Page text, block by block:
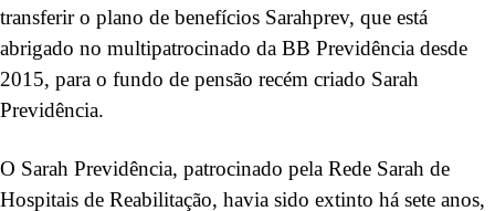
transferir o plano de benefícios Sarahprev, que está
abrigado no multipatrocinado da BB Previdência desde
2015, para o fundo de pensão recém criado Sarah
Previdência.
O Sarah Previdência, patrocinado pela Rede Sarah de
Hospitais de Reabilitação, havia sido extinto há sete anos,